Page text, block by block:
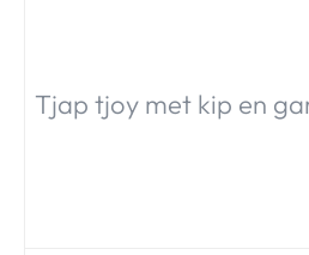
Tjap tjoy met kip en